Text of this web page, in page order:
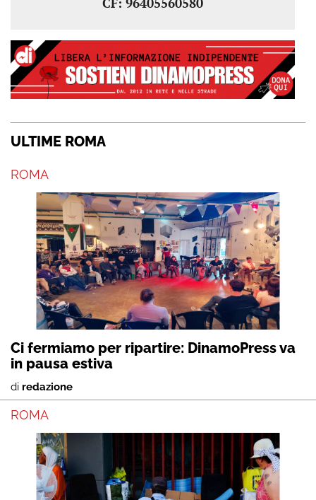
ULTIME ROMA
ROMA
Ci fermiamo per ripartire: DinamoPress va
in pausa estiva
di redazione
ROMA